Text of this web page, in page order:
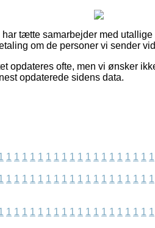
tætte samarbejder med
om de personer vi sender
opdateres ofte, men vi ønsker
opdaterede sidens data.
1 1 1 1 1 1 1 1 1 1 1 1 1 1 1 1 1 1 1
1 1 1 1 1 1 1 1 1 1 1 1 1 1 1 1 1 1 1
1 1 1 1 1 1 1 1 1 1 1 1 1 1 1 1 1 1 1